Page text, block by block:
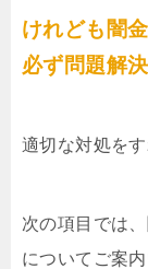
けれども闇
必ず問題解
適切な対処を
次の項目では
についてご案内